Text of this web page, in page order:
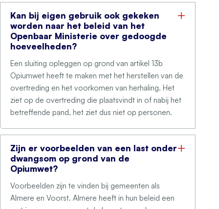
Kan bij eigen gebruik ook gekeken
worden naar het beleid van het
Openbaar Ministerie over gedoogde
hoeveelheden?
Een sluiting opleggen op grond van artikel 13b
Opiumwet heeft te maken met het herstellen van de
overtreding en het voorkomen van herhaling. Het
ziet op de overtreding die plaatsvindt in of nabij het
betreffende pand, het ziet dus niet op personen.
Zijn er voorbeelden van een last onder
dwangsom op grond van de
Opiumwet?
Voorbeelden zijn te vinden bij gemeenten als
Almere en Voorst. Almere heeft in hun beleid een